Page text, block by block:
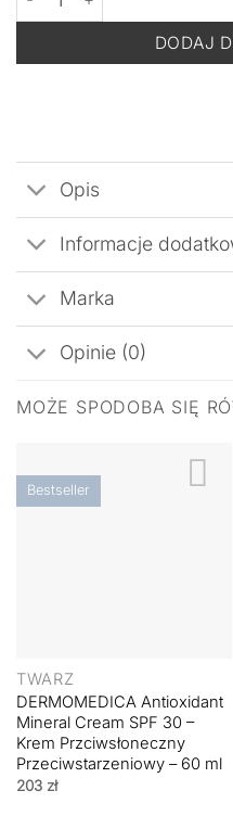
DODAJ
Opis
Informacje
Marka
Opinie (0)
MOŻE SPODOBA SIĘ
Bestseller
TWARZ
DERMOMEDICA Antioxidant
Mineral Cream SPF 30 –
Krem Przciwsłoneczny
Przeciwstarzeniowy – 60 ml
203 zł